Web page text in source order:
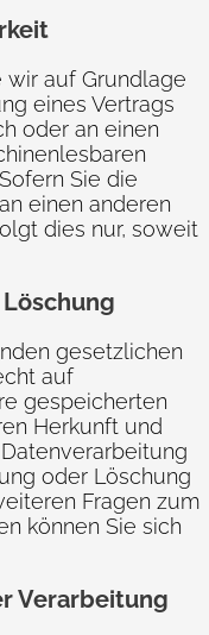
wir auf Grundlage
eines Vertrags
oder an einen
Sie die
einen anderen
dies nur, soweit
gesetzlichen
auf
gespeicherten
Herkunft und
oder Löschung
Fragen zum
können Sie sich
Verarbeitung